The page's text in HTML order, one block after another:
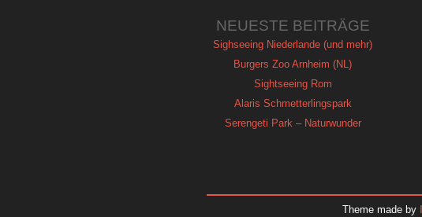
NEUESTE BEITRÄGE
Sighseeing Niederlande (und mehr)
Burgers Zoo Arnheim (NL)
Sightseeing Rom
Alaris Schmetterlingspark
Serengeti Park – Naturwunder
Theme made by